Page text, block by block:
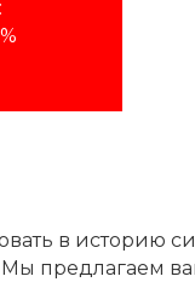
в историю
предлагаем